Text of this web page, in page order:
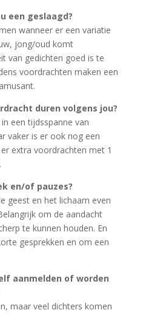
een geslaagd?
wanneer er een variatie
jong/oud komt
van gedichten goed is te
voordrachten maken een
duren volgens jou?
een tijdsspanne van
vaker is er ook nog een
extra voordrachten met 1
en/of pauzes?
geest en het lichaam even
om de aandacht
te kunnen houden. En
gesprekken en om een
aanmelden of worden
maar veel dichters komen